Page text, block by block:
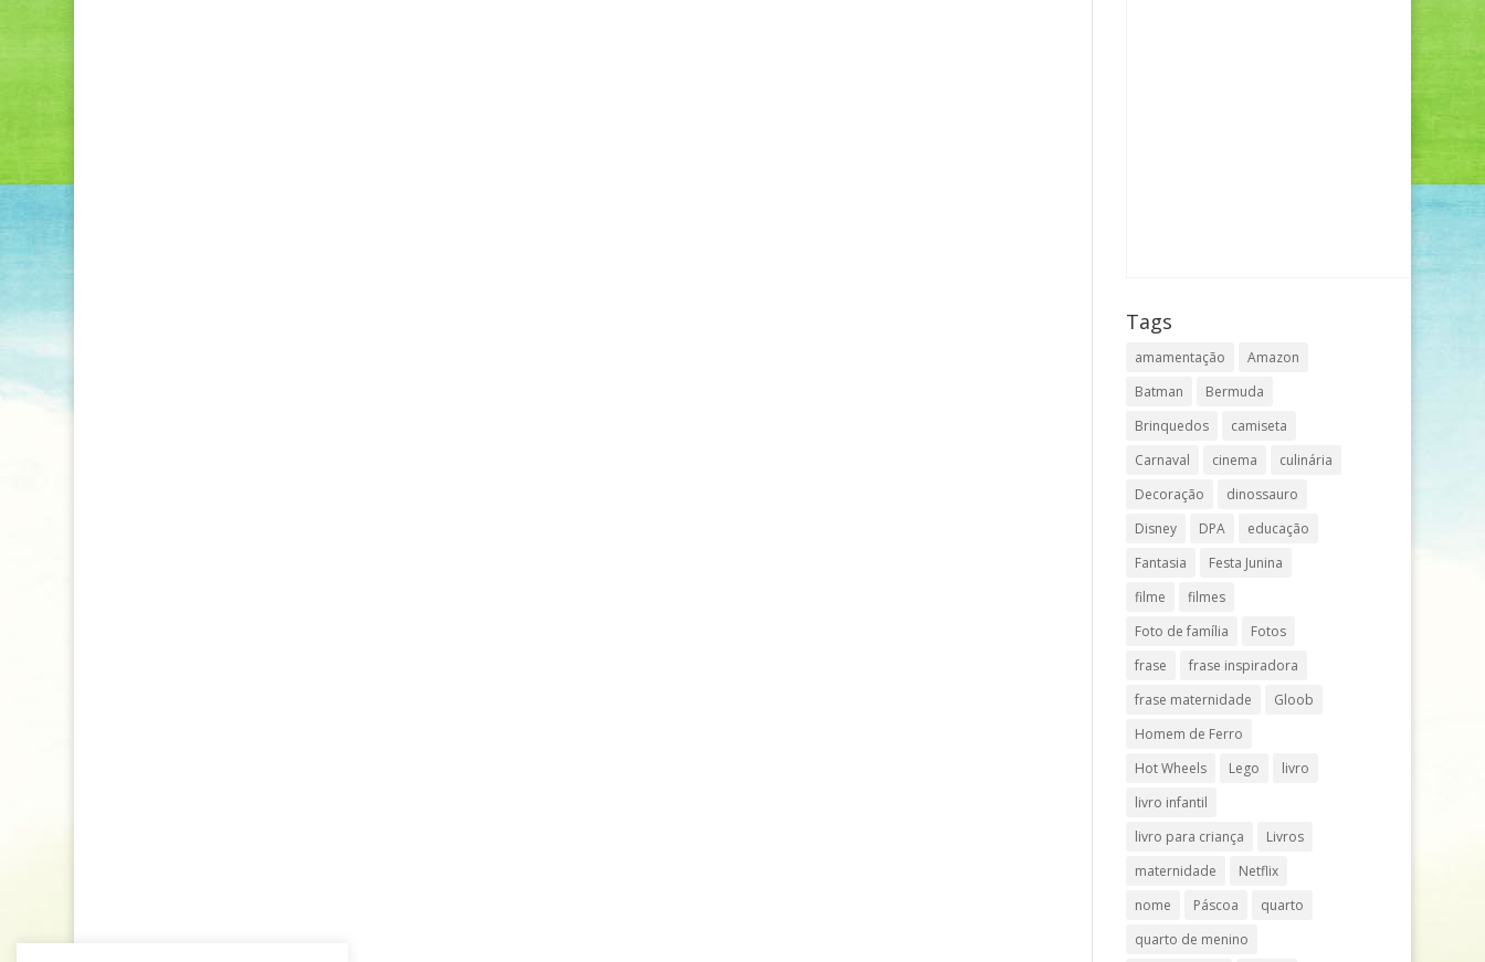
Tags
amamentação
Amazon
Batman
Bermuda
Brinquedos
camiseta
Carnaval
cinema
culinária
Decoração
dinossauro
Disney
DPA
educação
Fantasia
Festa Junina
filme
filmes
Foto de família
Fotos
frase
frase inspiradora
frase maternidade
Gloob
Homem de Ferro
Hot Wheels
Lego
livro
livro infantil
livro para criança
Livros
maternidade
Netflix
nome
Páscoa
quarto
quarto de menino